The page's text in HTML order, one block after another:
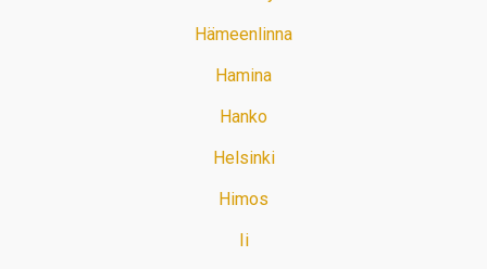
Hämeenlinna
Hamina
Hanko
Helsinki
Himos
Ii